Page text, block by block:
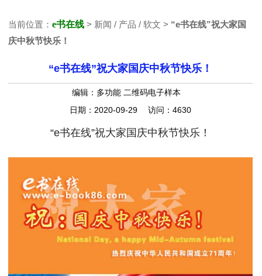
当前位置：e书在线 > 新闻 / 产品 / 软文 > “e书在线”祝大家国
庆中秋节快乐！
“e书在线”祝大家国庆中秋节快乐！
编辑：多功能 二维码电子样本
日期：2020-09-29 访问：4630
“e书在线”祝大家国庆中秋节快乐！